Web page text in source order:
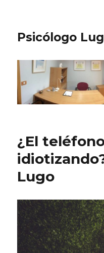
Psicólogo
¿El
Lugo